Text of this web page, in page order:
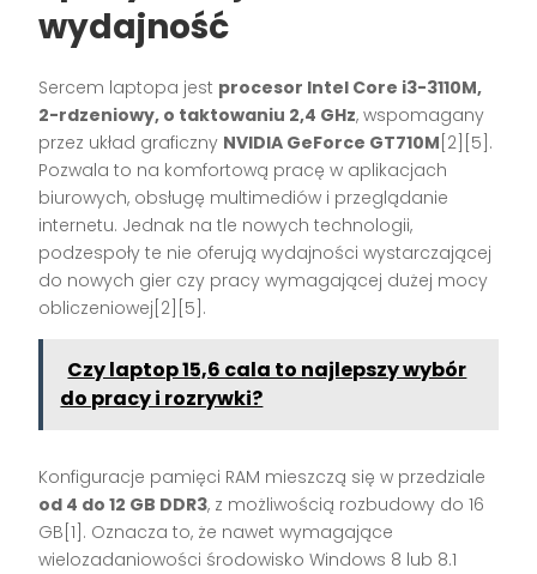
wydajność
Sercem laptopa jest procesor Intel Core i3-3110M,
2-rdzeniowy, o taktowaniu 2,4 GHz, wspomagany
przez układ graficzny NVIDIA GeForce GT710M [2][5].
Pozwala to na komfortową pracę w aplikacjach
biurowych, obsługę multimediów i przeglądanie
internetu. Jednak na tle nowych technologii,
podzespoły te nie oferują wydajności wystarczającej
do nowych gier czy pracy wymagającej dużej mocy
obliczeniowej[2][5].
Czy laptop 15,6 cala to najlepszy wybór
do pracy i rozrywki?
Konfiguracje pamięci RAM mieszczą się w przedziale
od 4 do 12 GB DDR3, z możliwością rozbudowy do 16
GB[1]. Oznacza to, że nawet wymagające
wielozadaniowości środowisko Windows 8 lub 8.1